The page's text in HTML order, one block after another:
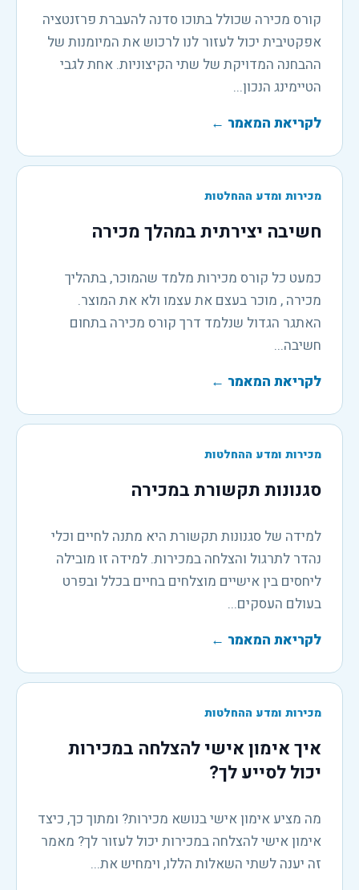
קורס מכירה שכולל בתוכו סדנה להעברת פרזנטציה
אפקטיבית יכול לעזור לנו לרכוש את המיומנות של
ההבחנה המדויקת של שתי הקיצוניות. אחת לגבי
הטיימינג הנכון...
לקריאת המאמר ←
מכירות ומדע ההחלטות
חשיבה יצירתית במהלך מכירה
כמעט כל קורס מכירות מלמד שהמוכר, בתהליך
מכירה , מוכר בעצם את עצמו ולא את המוצר.
האתגר הגדול שנלמד דרך קורס מכירה בתחום
חשיבה...
לקריאת המאמר ←
מכירות ומדע ההחלטות
סגנונות תקשורת במכירה
למידה של סגנונות תקשורת היא מתנה לחיים וכלי
נהדר לתרגול והצלחה במכירות. למידה זו מובילה
ליחסים בין אישיים מוצלחים בחיים בכלל ובפרט
בעולם העסקים...
לקריאת המאמר ←
מכירות ומדע ההחלטות
איך אימון אישי להצלחה במכירות
יכול לסייע לך?
מה מציע אימון אישי בנושא מכירות? ומתוך כך, כיצד
אימון אישי להצלחה במכירות יכול לעזור לך? מאמר
זה יענה לשתי השאלות הללו, וימחיש את...